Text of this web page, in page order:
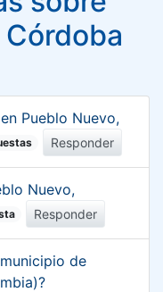
Pueblo Nuevo,
Responder
Nuevo,
Responder
de